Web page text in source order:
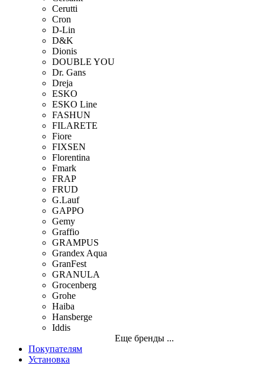
Cerutti
Cron
D-Lin
D&K
Dionis
DOUBLE YOU
Dr. Gans
Dreja
ESKO
ESKO Line
FASHUN
FILARETE
Fiore
FIXSEN
Florentina
Fmark
FRAP
FRUD
G.Lauf
GAPPO
Gemy
Graffio
GRAMPUS
Grandex Aqua
GranFest
GRANULA
Grocenberg
Grohe
Haiba
Hansberge
Iddis
Еще бренды ...
Покупателям
Установка